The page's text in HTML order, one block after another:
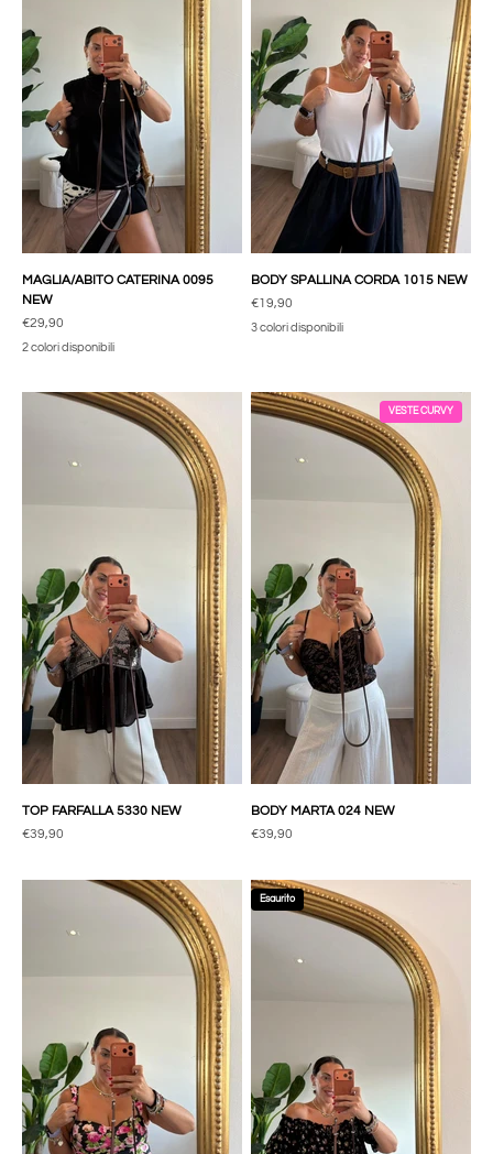
MAGLIA/ABITO CATERINA 0095
NEW
Prezzo scontato
€29,90
2 colori disponibili
BODY SPALLINA CORDA 1015 NEW
Prezzo scontato
€19,90
3 colori disponibili
TOP FARFALLA 5330 NEW
Prezzo scontato
€39,90
VESTE CURVY
BODY MARTA 024 NEW
Prezzo scontato
€39,90
Esaurito